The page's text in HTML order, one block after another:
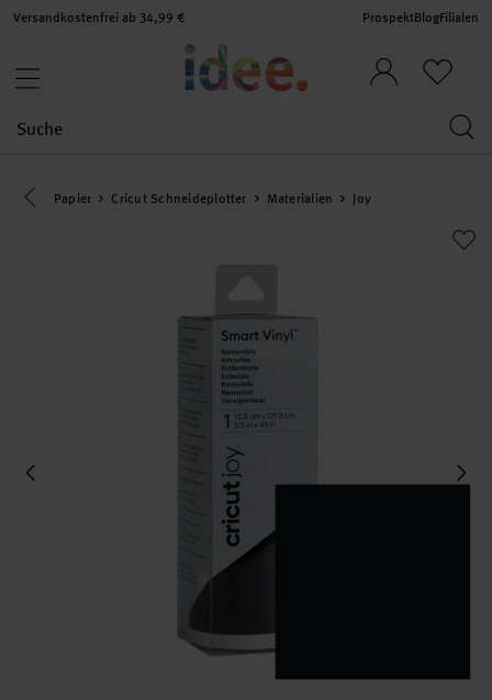
Versandkostenfrei ab 34,99 € ProspektBlogFilialen
Eine Kategorie zurück navigieren
Papier Cricut Schneideplotter Materialien Joy